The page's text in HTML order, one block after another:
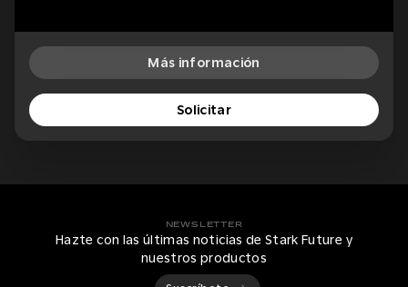
Más información
Solicitar
NEWSLETTER
Hazte con las últimas noticias de Stark Future y
nuestros productos